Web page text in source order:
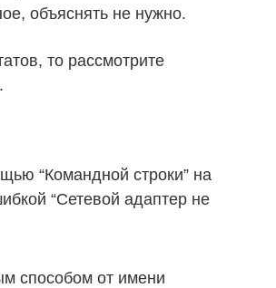
объяснять не нужно.
то рассмотрите
“Командной строки” на
“Сетевой адаптер не
способом от имени